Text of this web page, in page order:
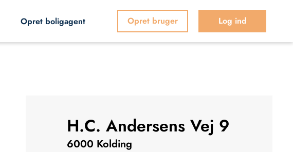
Opret bruger Log ind
Opret boligagent
H.C. Andersens Vej 9
6000 Kolding